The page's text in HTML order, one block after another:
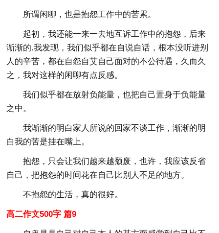
所谓闲聊，也是抱怨工作中的苦累。
起初，我还能一来一去地互诉工作中的抱怨，后来
渐渐的.我发现，我们似乎都在自说自话，根本没听进别
人的辛苦，都在自怨自艾自己面对的不公待遇，久而久
之，我对这样的闲聊有点反感。
我们似乎都在放射负能量，也把自己置身于负能量
之中。
我渐渐的明白家人所说的回家不谈工作，渐渐的明
白我的苦是挂在嘴上。
抱怨，只会让我们越来越颓废，也许，我应该反省
自己，把抱怨的时间花在自己比别人不足的地方。
不抱怨的生活，真的很好。
高二作文500字 篇9